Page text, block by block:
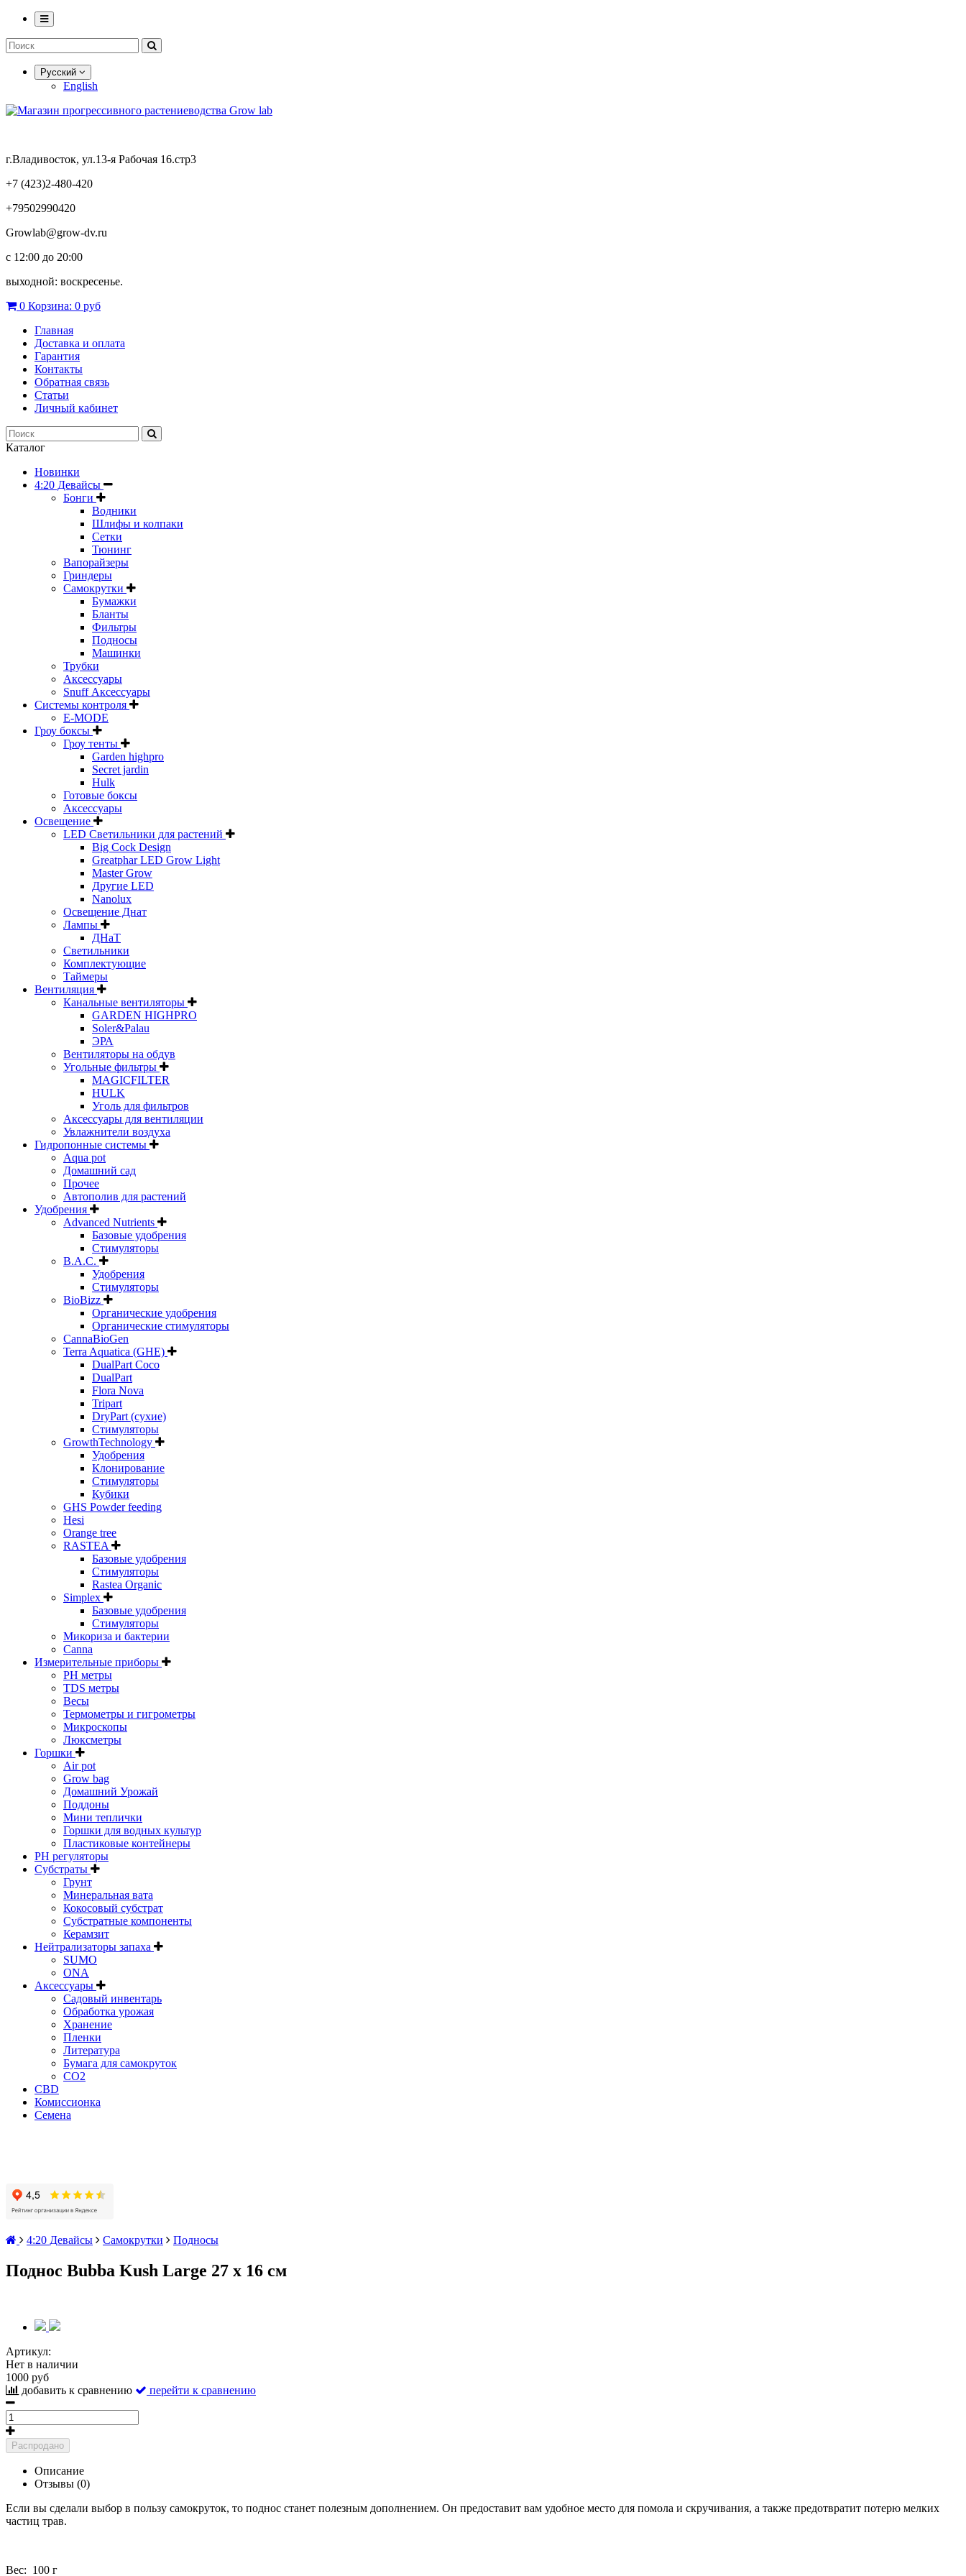
Русский
English
г.Владивосток, ул.13-я Рабочая 16.стр3
+7 (423)2-480-420
+79502990420
Growlab@grow-dv.ru
c 12:00 до 20:00
выходной: воскресенье.
0 Корзина: 0 руб
Главная
Доставка и оплата
Гарантия
Контакты
Обратная связь
Статьи
Личный кабинет
Каталог
Новинки
4:20 Девайсы
Бонги
Водники
Шлифы и колпаки
Сетки
Тюнинг
Вапорайзеры
Гриндеры
Самокрутки
Бумажки
Бланты
Фильтры
Подносы
Машинки
Трубки
Аксессуары
Snuff Аксессуары
Системы контроля
E-MODE
Гроу боксы
Гроу тенты
Garden highpro
Secret jardin
Hulk
Готовые боксы
Аксессуары
Освещение
LED Светильники для растений
Big Cock Design
Greatphar LED Grow Light
Master Grow
Другие LED
Nanolux
Освещение Днат
Лампы
ДНаТ
Светильники
Комплектующие
Таймеры
Вентиляция
Канальные вентиляторы
GARDEN HIGHPRO
Soler&Palau
ЭРА
Вентиляторы на обдув
Угольные фильтры
MAGICFILTER
HULK
Уголь для фильтров
Аксессуары для вентиляции
Увлажнители воздуха
Гидропонные системы
Aqua pot
Домашний сад
Прочее
Автополив для растений
Удобрения
Advanced Nutrients
Базовые удобрения
Стимуляторы
B.A.C.
Удобрения
Стимуляторы
BioBizz
Органические удобрения
Органические стимуляторы
CannaBioGen
Terra Aquatica (GHE)
DualPart Coco
DualPart
Flora Nova
Tripart
DryPart (сухие)
Стимуляторы
GrowthTechnology
Удобрения
Клонирование
Стимуляторы
Кубики
GHS Powder feeding
Hesi
Orange tree
RASTEA
Базовые удобрения
Стимуляторы
Rastea Organic
Simplex
Базовые удобрения
Стимуляторы
Микориза и бактерии
Canna
Измерительные приборы
PH метры
TDS метры
Весы
Термометры и гигрометры
Микроскопы
Люксметры
Горшки
Air pot
Grow bag
Домашний Урожай
Поддоны
Мини теплички
Горшки для водных культур
Пластиковые контейнеры
PH регуляторы
Субстраты
Грунт
Минеральная вата
Кокосовый субстрат
Субстратные компоненты
Керамзит
Нейтрализаторы запаха
SUMO
ONA
Аксессуары
Садовый инвентарь
Обработка урожая
Хранение
Пленки
Литература
Бумага для самокруток
CO2
CBD
Комисcионка
Семена
4:20 Девайсы Самокрутки Подносы
Поднос Bubba Kush Large 27 x 16 см
Артикул:
Нет в наличии
1000 руб
добавить к сравнению
перейти к сравнению
Распродано
Описание
Отзывы (0)
Если вы сделали выбор в пользу самокруток, то поднос станет полезным дополнением. Он предоставит вам удобное место для помола и скручивания, а также предотвратит потерю мелких
частиц трав.
Вес: 100 г